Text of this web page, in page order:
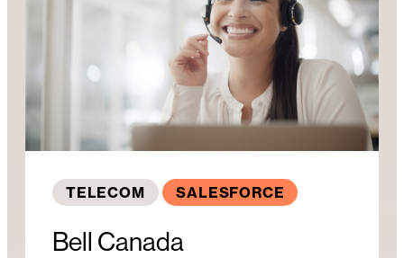
TELECOM SALESFORCE
Bell Canada